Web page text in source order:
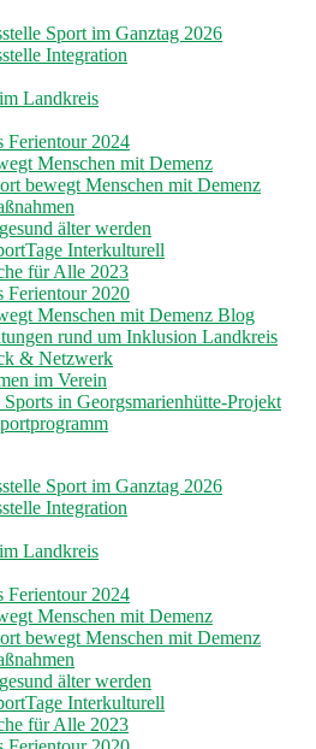
Sport im Ganztag 2026
Integration
Landkreis
Ferientour 2024
Menschen mit Demenz
bewegt Menschen mit Demenz
älter werden
Interkulturell
für Alle 2023
Ferientour 2020
Menschen mit Demenz Blog
rund um Inklusion Landkreis
& Netzwerk
im Verein
in Georgsmarienhütte-Projekt
Sport im Ganztag 2026
Integration
Landkreis
Ferientour 2024
Menschen mit Demenz
bewegt Menschen mit Demenz
älter werden
Interkulturell
für Alle 2023